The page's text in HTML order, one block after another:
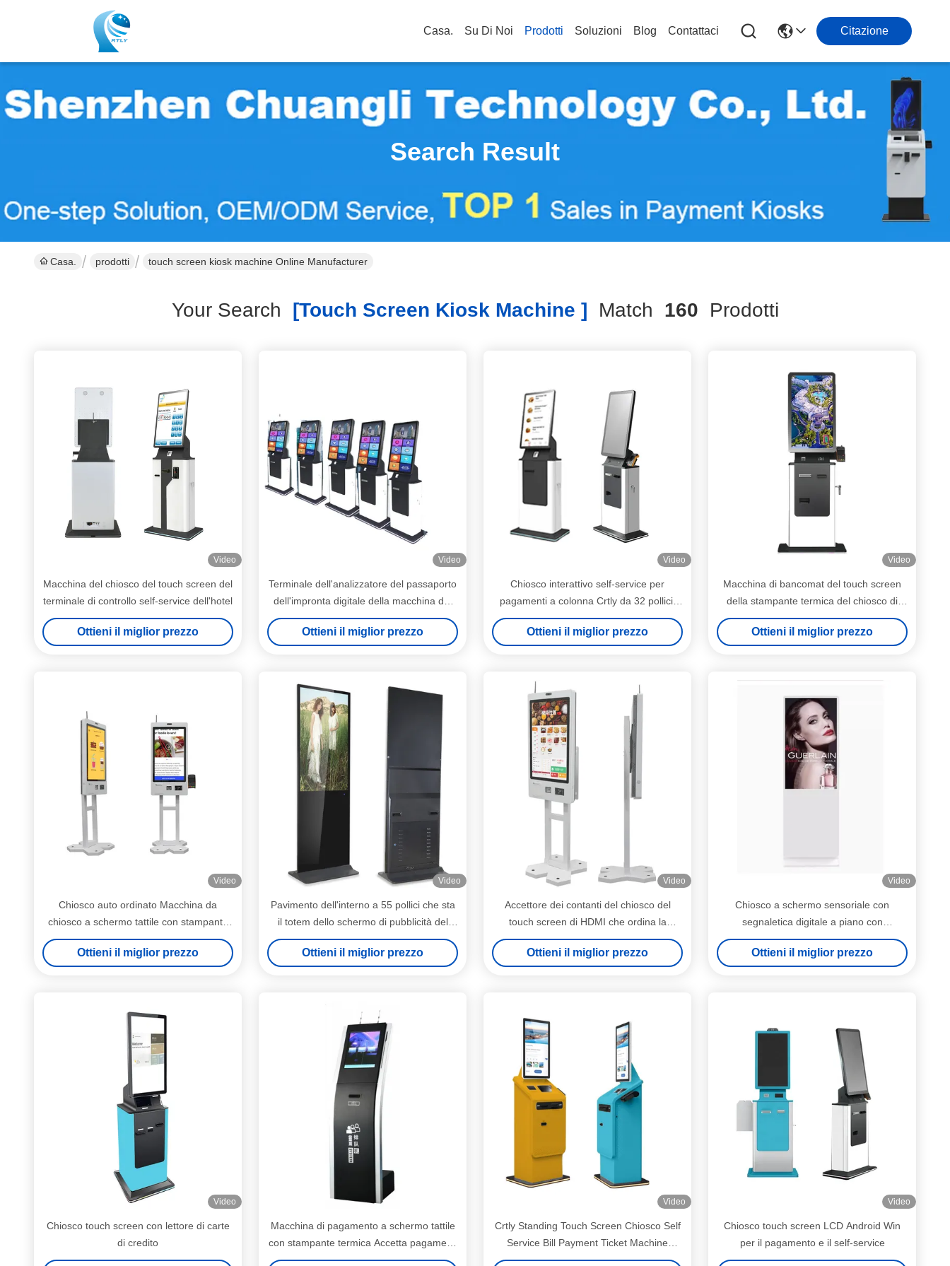
Casa. Su Di Noi Prodotti Soluzioni Blog Contattaci Citazione
Search Result
Casa. prodotti touch screen kiosk machine Online Manufacturer
Your Search [touch Screen Kiosk Machine ] Match 160 Prodotti
Video
Macchina del chiosco del touch screen del
terminale di controllo self-service dell'hotel
Ottieni il miglior prezzo
Video
Terminale dell'analizzatore del passaporto
dell'impronta digitale della macchina del
chiosco del touch screen dell'ingresso
Ottieni il miglior prezzo
Video
Chiosco interattivo self-service per
pagamenti a colonna Crtly da 32 pollici,
chiosco automatico con touchscreen
Ottieni il miglior prezzo
Video
Macchina di bancomat del touch screen
della stampante termica del chiosco di
pagamento di auto di SDK per la banca
Ottieni il miglior prezzo
Video
Chiosco auto ordinato Macchina da
chiosco a schermo tattile con stampante
A4 in ristorante Chiosco terminale di
pagamento con carta di credito
Ottieni il miglior prezzo
Video
Pavimento dell'interno a 55 pollici che sta
il totem dello schermo di pubblicità del
chiosco del touch screen Win10
Ottieni il miglior prezzo
Video
Accettore dei contanti del chiosco del
touch screen di HDMI che ordina la
macchina di pagamento di self service
Ottieni il miglior prezzo
Video
Chiosco a schermo sensoriale con
segnaletica digitale a piano con
installazione in piedi
Ottieni il miglior prezzo
Video
Chiosco touch screen con lettore di carte
di credito
Macchina di pagamento a schermo tattile
con stampante termica Accetta pagamenti
in contanti con carta di credito e mobile
Video
Crtly Standing Touch Screen Chiosco Self
Service Bill Payment Ticket Machine
Stazione degli autobus Chiosco
Video
Chiosco touch screen LCD Android Win
per il pagamento e il self-service